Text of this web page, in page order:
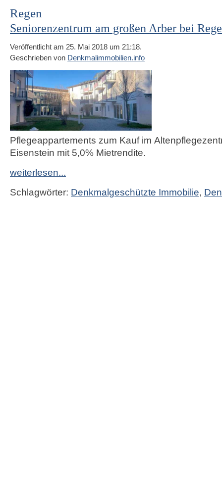
Regen
Seniorenzentrum am großen Arber bei
Veröffentlicht am 25. Mai 2018 um 21:18.
Geschrieben von Denkmalimmobilien.info
Pflegeappartements zum Kauf im
Eisenstein mit 5,0% Mietrendite.
weiterlesen...
Schlagwörter: Denkmalgeschützte Immobilie,